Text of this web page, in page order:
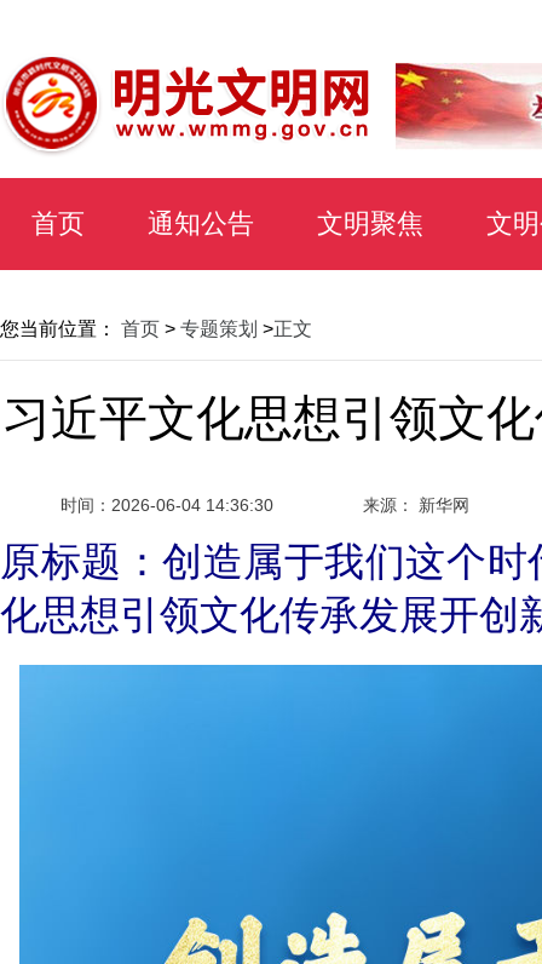
首页 通知公告 文明聚焦 文
您当前位置： 首页 > 专题策划 >正文
习近平文化思想引领文
时间： 2026-06-04 14:36:30 来源： 新华网
原标题：创造属于我们这个
化思想引领文化传承发展开创